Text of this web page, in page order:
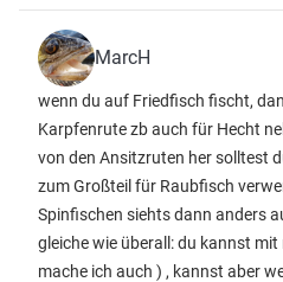
MarcH
wenn du auf Friedfisch fischt,
Karpfenrute zb auch für Hecht
von den Ansitzruten her solltest
zum Großteil für Raubfisch
Spinfischen siehts dann anders
gleiche wie überall: du kannst
mache ich auch ) , kannst aber